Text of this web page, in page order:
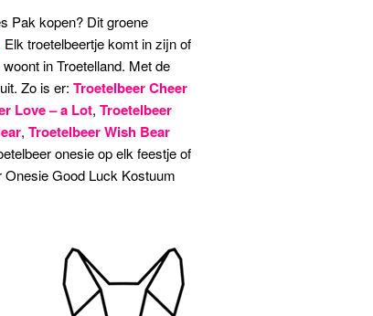
Pak kopen? Dit groene
Elk troetelbeertje komt in zijn of
in Troetelland. Met de
Zo is er:Troetelbeer Cheer
Love – a Lot,Troetelbeer
,Troetelbeer Wish Bear
onesie op elk feestje of
Onesie Good Luck Kostuum